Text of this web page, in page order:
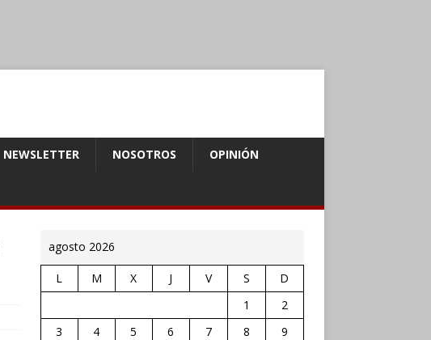
NEWSLETTER NOSOTROS OPINIÓN
agosto 2026
L M X J V S
D
1
2
3
4 5 6 7 8
9